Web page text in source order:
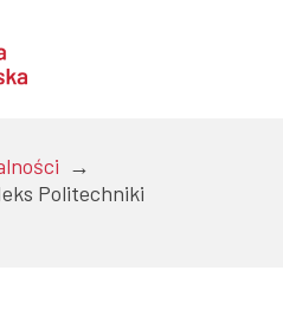
→
Politechniki